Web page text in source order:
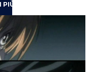
PIÙ